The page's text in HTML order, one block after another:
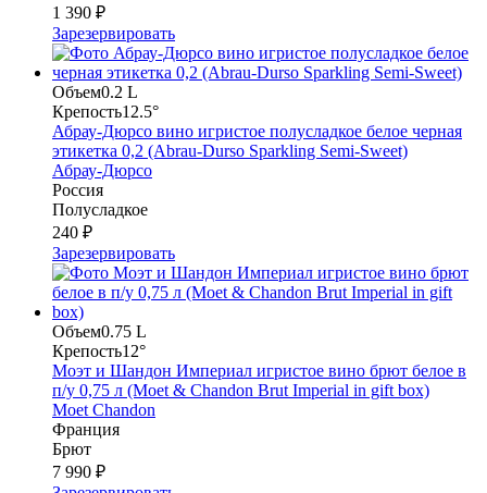
1 390 ₽
Зарезервировать
Объем0.2 L
Крепость12.5°
Абрау-Дюрсо вино игристое полусладкое белое черная
этикетка 0,2 (Abrau-Durso Sparkling Semi-Sweet)
Абрау-Дюрсо
Россия
Полусладкое
240 ₽
Зарезервировать
Объем0.75 L
Крепость12°
Моэт и Шандон Империал игристое вино брют белое в
п/у 0,75 л (Moet & Chandon Brut Imperial in gift box)
Moet Chandon
Франция
Брют
7 990 ₽